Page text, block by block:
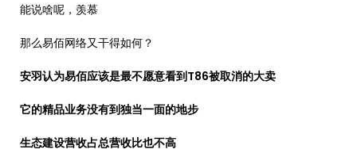
能说啥呢，羡慕
那么易佰网络又干得如何？
安羽认为易佰应该是最不愿意看到T86被取消的大卖
它的精品业务没有到独当一面的地步
生态建设营收占总营收比也不高